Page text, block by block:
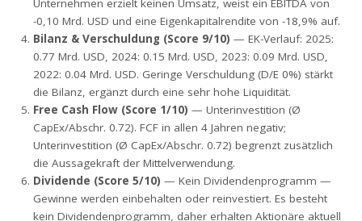
Unternehmen erzielt keinen Umsatz, weist ein EBITDA von
-0,10 Mrd. USD und eine Eigenkapitalrendite von -18,9% auf.
Bilanz & Verschuldung (Score 9/10) — EK-Verlauf: 2025:
0.77 Mrd. USD, 2024: 0.15 Mrd. USD, 2023: 0.09 Mrd. USD,
2022: 0.04 Mrd. USD. Geringe Verschuldung (D/E 0%) stärkt
die Bilanz, ergänzt durch eine sehr hohe Liquidität.
Free Cash Flow (Score 1/10) — Unterinvestition (Ø
CapEx/Abschr. 0.72). FCF in allen 4 Jahren negativ;
Unterinvestition (Ø CapEx/Abschr. 0.72) begrenzt zusätzlich
die Aussagekraft der Mittelverwendung.
Dividende (Score 5/10) — Kein Dividendenprogramm —
Gewinne werden einbehalten oder reinvestiert. Es besteht
kein Dividendenprogramm, daher erhalten Aktionäre aktuell